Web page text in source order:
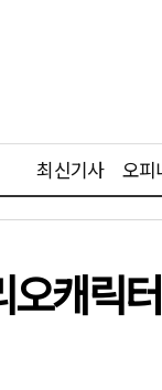
최신기사 오피
캐릭